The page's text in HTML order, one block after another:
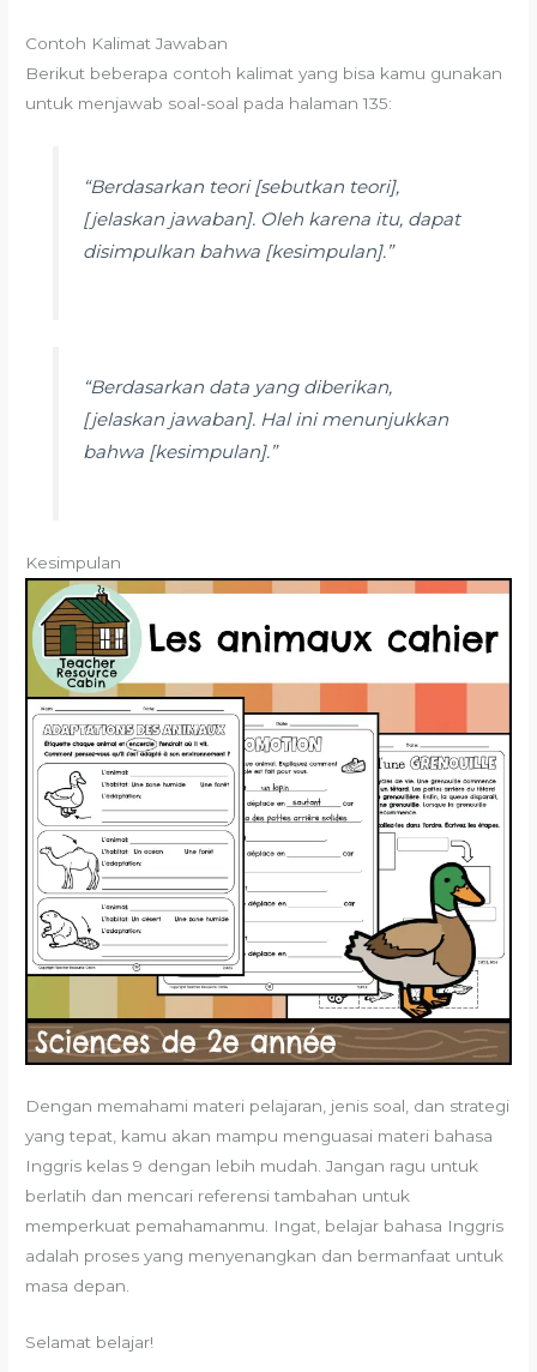
Contoh Kalimat Jawaban
Berikut beberapa contoh kalimat yang bisa kamu gunakan
untuk menjawab soal-soal pada halaman 135:
“Berdasarkan teori [sebutkan teori],
[jelaskan jawaban]. Oleh karena itu, dapat
disimpulkan bahwa [kesimpulan].”
“Berdasarkan data yang diberikan,
[jelaskan jawaban]. Hal ini menunjukkan
bahwa [kesimpulan].”
Kesimpulan
Dengan memahami materi pelajaran, jenis soal, dan strategi
yang tepat, kamu akan mampu menguasai materi bahasa
Inggris kelas 9 dengan lebih mudah. Jangan ragu untuk
berlatih dan mencari referensi tambahan untuk
memperkuat pemahamanmu. Ingat, belajar bahasa Inggris
adalah proses yang menyenangkan dan bermanfaat untuk
masa depan.
Selamat belajar!